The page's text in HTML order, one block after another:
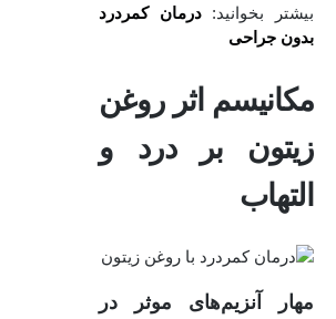
بیشتر بخوانید:درمان کمردرد
بدون جراحی
مکانیسم اثر روغن
زیتون بر درد و
التهاب
مهار آنزیم‌های موثر در